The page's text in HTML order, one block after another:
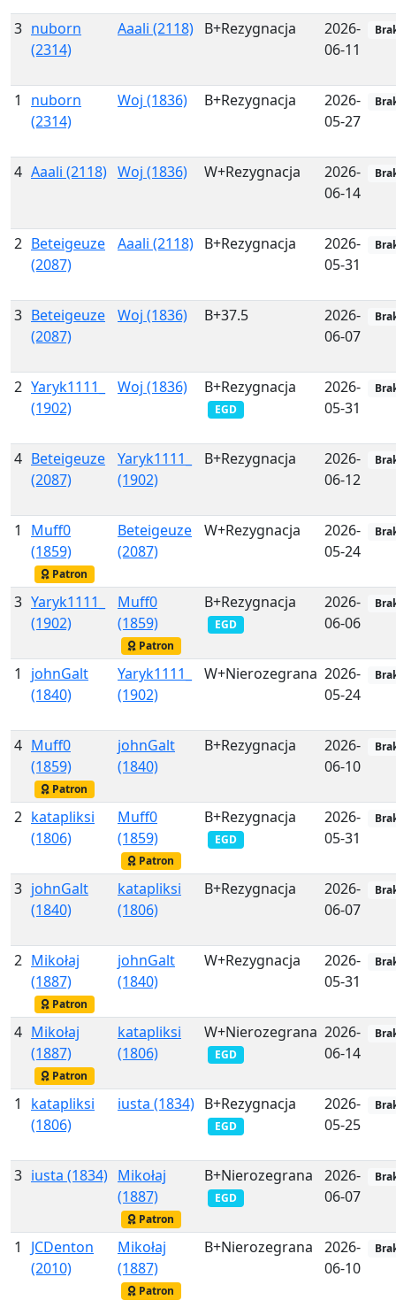
3 nuborn
(2314)
Aaali (2118) B+Rezygnacja
2026-
06-11
1
nuborn
(2314)
Woj (1836) B+Rezygnacja
2026-
05-27
4 Aaali (2118) Woj (1836) W+Rezygnacja
2026-
06-14
2 Beteigeuze
(2087)
Aaali (2118) B+Rezygnacja
2026-
05-31
3 Beteigeuze
(2087)
Woj (1836) B+37.5
2026-
06-07
2 Yaryk1111_
(1902)
Woj (1836) B+Rezygnacja
EGD
2026-
05-31
4 Beteigeuze
(2087)
Yaryk1111_
(1902)
B+Rezygnacja
2026-
06-12
1
Muff0
(1859)
Patron
Beteigeuze
(2087)
W+Rezygnacja
2026-
05-24
3 Yaryk1111_
(1902)
Muff0
(1859)
Patron
B+Rezygnacja
EGD
2026-
06-06
1
johnGalt
(1840)
Yaryk1111_
(1902)
W+Nierozegrana 2026-
05-24
4 Muff0
(1859)
Patron
johnGalt
(1840)
B+Rezygnacja
2026-
06-10
2 katapliksi
(1806)
Muff0
(1859)
Patron
B+Rezygnacja
EGD
2026-
05-31
3 johnGalt
(1840)
katapliksi
(1806)
B+Rezygnacja
2026-
06-07
2 Mikołaj
(1887)
Patron
johnGalt
(1840)
W+Rezygnacja
2026-
05-31
4 Mikołaj
(1887)
Patron
katapliksi
(1806)
W+Nierozegrana
EGD
2026-
06-14
1
katapliksi
(1806)
iusta (1834) B+Rezygnacja
EGD
2026-
05-25
3 iusta (1834) Mikołaj
(1887)
Patron
B+Nierozegrana
EGD
2026-
06-07
1
JCDenton
(2010)
Mikołaj
(1887)
Patron
B+Nierozegrana
2026-
06-10